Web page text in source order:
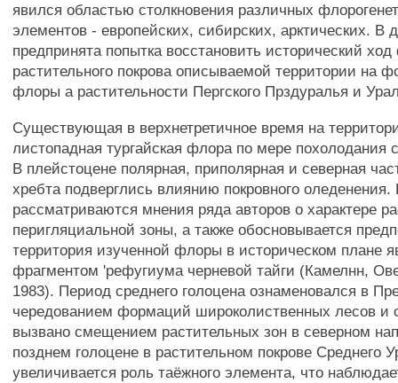
явился областью столкновения различных
элементов - европейских, сибирских, арктических. В
предпринята попытка восстановить исторический
растительного покрова описываемой территории на
флоры а растительности Пергского Прздуралья и
Существующая в верхнетретичное время на
листопадная тургайская флора по мере похолодания
В плейстоцене полярная, приполярная и северная
хребта подверглись влиянию покровного
рассматриваются мнения ряда авторов о характере
перигляциальной зоны, а также обосновывается
территория изученной флоры в историческом плане
фрагментом 'рефугиума черневой тайги (Камелнн,
1983). Период среднего голоцена ознаменовался в
чередованием формаций широколиственных лесов и
вызвано смещением растительных зон в северном
позднем голоцене в растительном покрове Среднего
увеличивается роль таёжного элемента, что